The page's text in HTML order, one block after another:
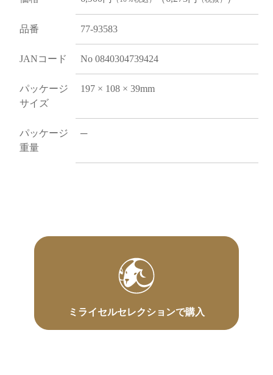
品番 77-93583
JANコード No 0840304739424
パッケージ
サイズ
197 × 108 × 39mm
パッケージ
重量
─
ミライセルセレクションで購入